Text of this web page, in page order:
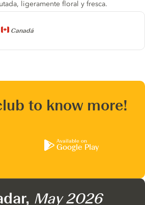
Canadá
ligeramente floral y fresca.
to know more!
Available on
Google Play
May 2026